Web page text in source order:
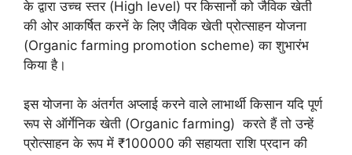
के द्वारा उच्च स्तर (High level) पर किसानों को जैविक खेती
की ओर आकर्षित करनें के लिए जैविक खेती प्रोत्साहन योजना
(Organic farming promotion scheme) का शुभारंभ
किया है।
इस योजना के अंतर्गत अप्लाई करने वाले लाभार्थी किसान यदि पूर्ण
रूप से ऑर्गेनिक खेती (Organic farming) करते हैं तो उन्हें
प्रोत्साहन के रूप में ₹100000 की सहायता राशि प्रदान की